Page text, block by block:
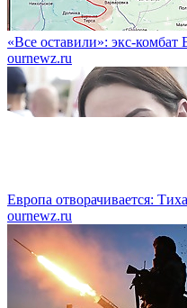
«Все оставили»: экс-
ournewz.ru
Европа отворачивается:
ournewz.ru